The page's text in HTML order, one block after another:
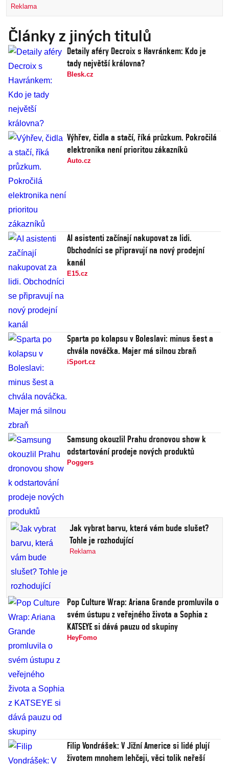
Reklama
Články z jiných titulů
Detaily aféry Decroix s Havránkem: Kdo je
tady největší královna?
Blesk.cz
Výhřev, čidla a stačí, říká průzkum. Pokročilá
elektronika není prioritou zákazníků
Auto.cz
AI asistenti začínají nakupovat za lidi.
Obchodníci se připravují na nový prodejní
kanál
E15.cz
Sparta po kolapsu v Boleslavi: minus šest a
chvála nováčka. Majer má silnou zbraň
iSport.cz
Samsung okouzlil Prahu dronovou show k
odstartování prodeje nových produktů
Poggers
Jak vybrat barvu, která vám bude slušet?
Tohle je rozhodující
Reklama
Pop Culture Wrap: Ariana Grande promluvila o
svém ústupu z veřejného života a Sophia z
KATSEYE si dává pauzu od skupiny
HeyFomo
Filip Vondrášek: V Jižní Americe si lidé plují
životem mnohem lehčeji, věci tolik neřeší